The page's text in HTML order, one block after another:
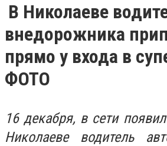
В Николаеве
внедорожника
прямо у входа в
ФОТО
16 декабря, в сети
Николаеве водитель